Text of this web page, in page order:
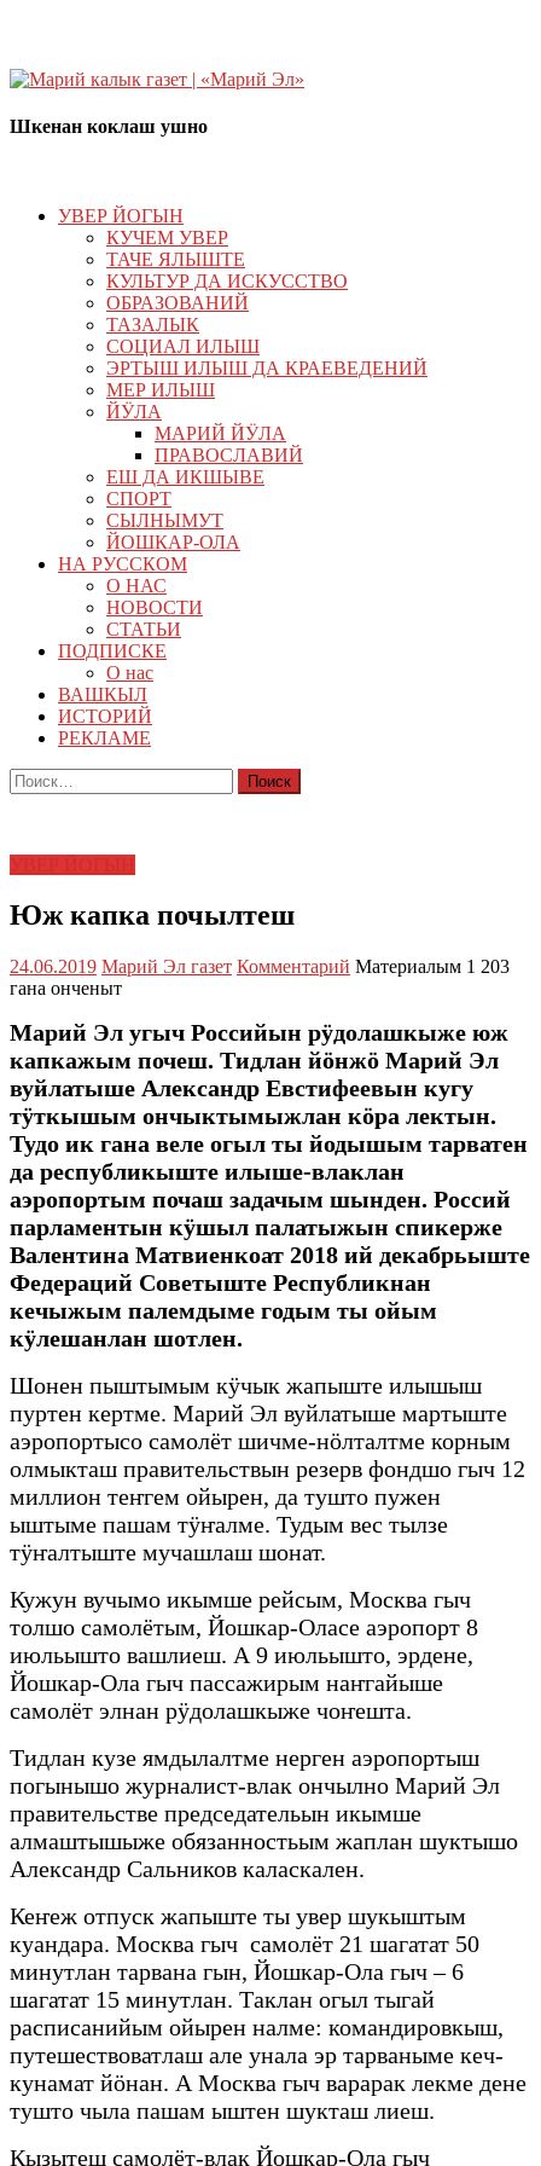
Шкенан коклаш ушно
УВЕР ЙОГЫН
КУЧЕМ УВЕР
ТАЧЕ ЯЛЫШТЕ
КУЛЬТУР ДА ИСКУССТВО
ОБРАЗОВАНИЙ
ТАЗАЛЫК
СОЦИАЛ ИЛЫШ
ЭРТЫШ ИЛЫШ ДА КРАЕВЕДЕНИЙ
МЕР ИЛЫШ
ЙӰЛА
МАРИЙ ЙӰЛА
ПРАВОСЛАВИЙ
ЕШ ДА ИКШЫВЕ
СПОРТ
СЫЛНЫМУТ
ЙОШКАР-ОЛА
НА РУССКОМ
О НАС
НОВОСТИ
СТАТЬИ
ПОДПИСКЕ
О нас
ВАШКЫЛ
ИСТОРИЙ
РЕКЛАМЕ
Найти:
Юж капка почылтеш
24.06.2019 Марий Эл газет Комментарий Материалым 1 203
гана онченыт
Марий Эл угыч Российын рӱдолашкыже юж
капкажым почеш. Тидлан йӧнжӧ Марий Эл
вуйлатыше Александр Евстифеевын кугу
тӱткышым ончыктымыжлан кӧра лектын.
Тудо ик гана веле огыл ты йодышым тарватен
да республикыште илыше-влаклан
аэропортым почаш задачым шынден. Россий
парламентын кӱшыл палатыжын спикерже
Валентина Матвиенкоат 2018 ий декабрьыште
Федераций Советыште Республикнан
кечыжым палемдыме годым ты ойым
кӱлешанлан шотлен.
Шонен пыштымым кӱчык жапыште илышыш
пуртен кертме. Марий Эл вуйлатыше мартыште
аэропортысо самолёт шичме-нӧлталтме корным
олмыкташ правительствын резерв фондшо гыч 12
миллион теҥгем ойырен, да тушто пужен
ыштыме пашам тӱҥалме. Тудым вес тылзе
тӱҥалтыште мучашлаш шонат.
Кужун вучымо икымше рейсым, Москва гыч
толшо самолётым, Йошкар-Оласе аэропорт 8
июльышто вашлиеш. А 9 июльышто, эрдене,
Йошкар-Ола гыч пассажирым наҥгайыше
самолёт элнан рӱдолашкыже чоҥешта.
Тидлан кузе ямдылалтме нерген аэропортыш
погынышо журналист-влак ончылно Марий Эл
правительстве председательын икымше
алмаштышыже обязанностьым жаплан шуктышо
Александр Сальников каласкален.
Кеҥеж отпуск жапыште ты увер шукыштым
куандара. Москва гыч самолёт 21 шагатат 50
минутлан тарвана гын, Йошкар-Ола гыч – 6
шагатат 15 минутлан. Таклан огыл тыгай
расписанийым ойырен налме: командировкыш,
путешествоватлаш але унала эр тарваныме кеч-
кунамат йӧнан. А Москва гыч варарак лекме дене
тушто чыла пашам ыштен шукташ лиеш.
Кызытеш самолёт-влак Йошкар-Ола гыч